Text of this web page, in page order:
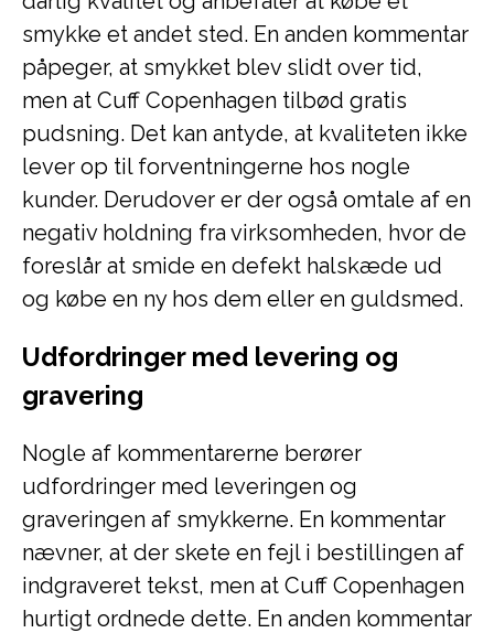
smykke et andet sted. En anden kommentar
påpeger, at smykket blev slidt over tid,
men at Cuff Copenhagen tilbød gratis
pudsning. Det kan antyde, at kvaliteten ikke
lever op til forventningerne hos nogle
kunder. Derudover er der også omtale af en
negativ holdning fra virksomheden, hvor de
foreslår at smide en defekt halskæde ud
og købe en ny hos dem eller en guldsmed.
Udfordringer med levering og
gravering
Nogle af kommentarerne berører
udfordringer med leveringen og
graveringen af smykkerne. En kommentar
nævner, at der skete en fejl i bestillingen af
indgraveret tekst, men at Cuff Copenhagen
hurtigt ordnede dette. En anden kommentar